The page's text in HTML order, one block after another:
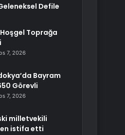
Defile
Toprağa
7, 2026
Bayram
Görevli
7, 2026
milletvekili
istifa etti